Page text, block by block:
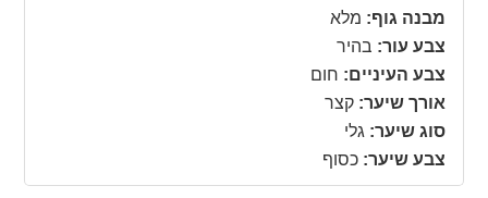
מבנה גוף: מלא
צבע עור: בהיר
צבע העיניים: חום
אורך שיער: קצר
סוג שיער: גלי
צבע שיער: כסוף